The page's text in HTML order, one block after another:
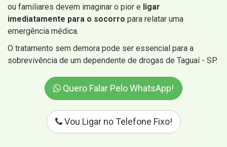
ou familiares devem imaginar o pior e ligar
imediatamente para o socorro para relatar uma
emergência médica.
O tratamento sem demora pode ser essencial para a
sobrevivência de um dependente de drogas de Taguaí - SP.
Quero Falar Pelo WhatsApp!
Vou Ligar no Telefone Fixo!